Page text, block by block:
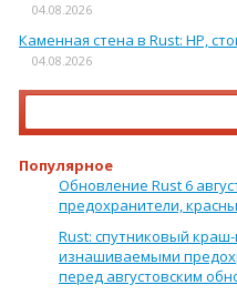
04.08.2026
Каменная стена в Rust: HP,
04.08.2026
Найти:
Популярное
Обновление Rust 6
предохранители,
Rust: спутниковый
изнашиваемыми
перед августовским